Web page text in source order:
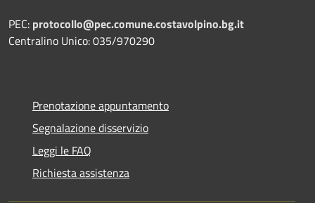
PEC: protocollo@pec.comune.costavolpino.bg.it
Centralino Unico: 035/970290
Prenotazione appuntamento
Segnalazione disservizio
Leggi le FAQ
Richiesta assistenza